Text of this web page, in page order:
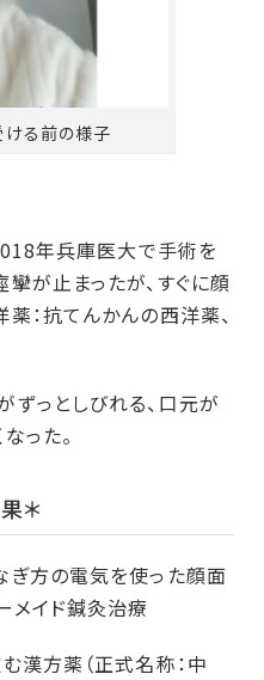
る前の様子
年兵庫医大で手術を
が止まったが、すぐに顔
：抗てんかんの西洋薬、
っとしびれる、口元が
った。
＊
ぎ方の電気を使った顔面
メイド鍼灸治療
漢方薬（正式名称：中